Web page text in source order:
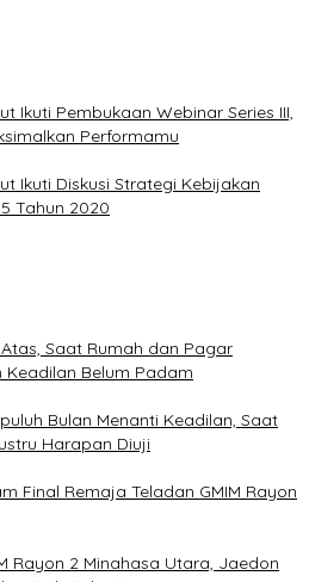
Ikuti Pembukaan Webinar Series III,
Performamu
Ikuti Diskusi Strategi Kebijakan
Tahun 2020
Saat Rumah dan Pagar
Belum Padam
Bulan Menanti Keadilan, Saat
Harapan Diuji
Final Remaja Teladan GMIM Rayon
Rayon 2 Minahasa Utara, Jaedon